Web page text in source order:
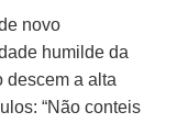
novo
humilde da
descem a alta
“Não conteis